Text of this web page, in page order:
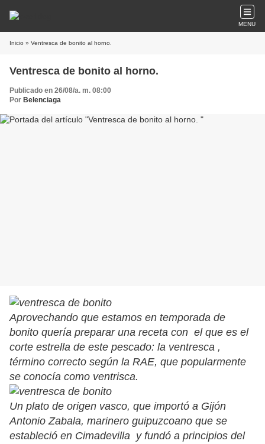
MENU
Inicio » Ventresca de bonito al horno.
Ventresca de bonito al horno.
Publicado en 26/08/a. m. 08:00
Por Belenciaga
Aprovechando que estamos en temporada de
bonito quería preparar una receta con el que es el
corte estrella de este pescado: la ventresca ,
término correcto según la RAE, que popularmente
se conocía como ventrisca.
Un plato de origen vasco, que importó a Gijón
Antonio Zabala, marinero guipuzcoano que se
estableció en Cimadevilla y fundó a principios del